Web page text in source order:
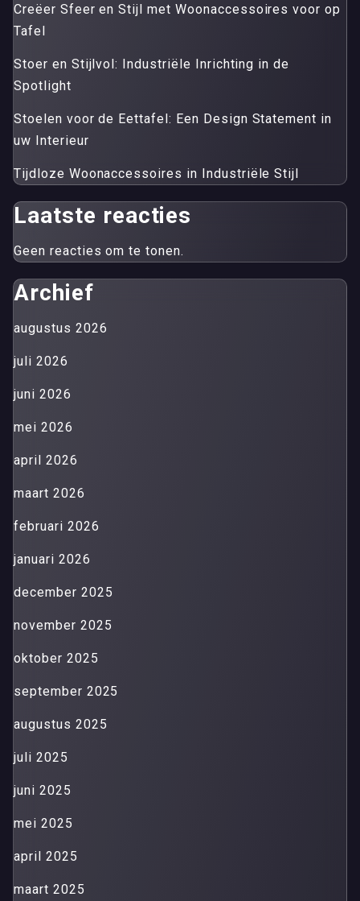
Creëer Sfeer en Stijl met Woonaccessoires voor op
Tafel
Stoer en Stijlvol: Industriële Inrichting in de
Spotlight
Stoelen voor de Eettafel: Een Design Statement in
uw Interieur
Tijdloze Woonaccessoires in Industriële Stijl
Laatste reacties
Geen reacties om te tonen.
Archief
augustus 2026
juli 2026
juni 2026
mei 2026
april 2026
maart 2026
februari 2026
januari 2026
december 2025
november 2025
oktober 2025
september 2025
augustus 2025
juli 2025
juni 2025
mei 2025
april 2025
maart 2025